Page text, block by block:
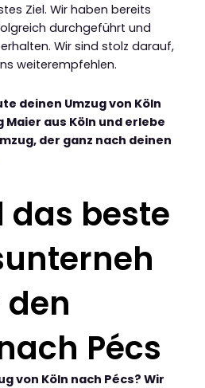
Ziel. Wir haben bereits
durchgeführt und
Wir sind stolz darauf,
weiterempfehlen.
deinen Umzug von Köln
Maier aus Köln und erlebe
der ganz nach deinen
das beste
Pécs
von Köln nach Pécs? Wir